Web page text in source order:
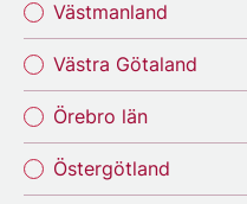
Västmanland
Västra Götaland
Örebro län
Östergötland